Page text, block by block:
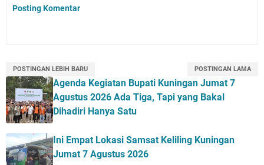
Posting Komentar
POSTINGAN LEBIH BARU POSTINGAN LAMA
Agenda Kegiatan Bupati Kuningan Jumat 7
Agustus 2026 Ada Tiga, Tapi yang Bakal
Dihadiri Hanya Satu
Ini Empat Lokasi Samsat Keliling Kuningan
Jumat 7 Agustus 2026